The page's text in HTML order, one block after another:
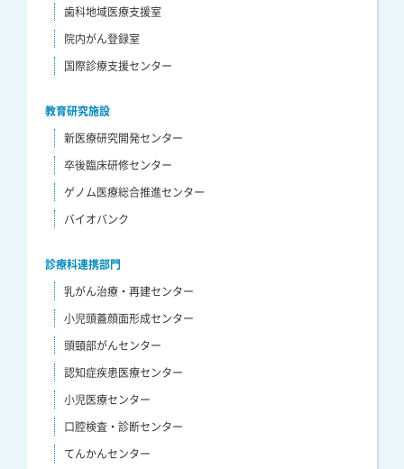
歯科地域医療支援室
院内がん登録室
国際診療支援センター
教育研究施設
新医療研究開発センター
卒後臨床研修センター
ゲノム医療総合推進センター
バイオバンク
診療科連携部門
乳がん治療・再建センター
小児頭蓋顔面形成センター
頭頸部がんセンター
認知症疾患医療センター
小児医療センター
口腔検査・診断センター
てんかんセンター